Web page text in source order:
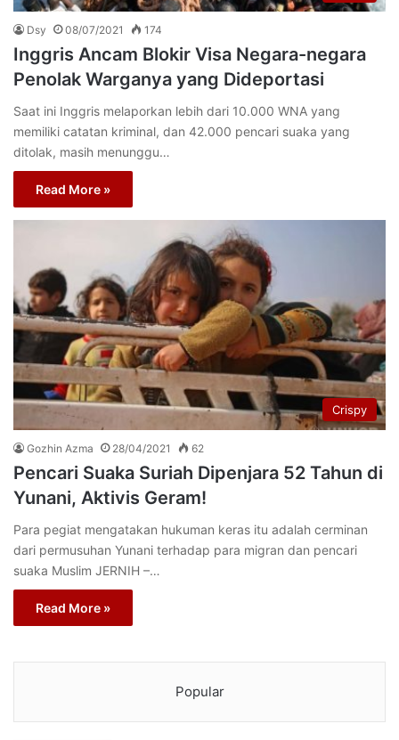
Dsy 08/07/2021 174
Inggris Ancam Blokir Visa Negara-negara
Penolak Warganya yang Dideportasi
Saat ini Inggris melaporkan lebih dari 10.000 WNA yang
memiliki catatan kriminal, dan 42.000 pencari suaka yang
ditolak, masih menunggu…
Read More »
Crispy
Gozhin Azma 28/04/2021 62
Pencari Suaka Suriah Dipenjara 52 Tahun di
Yunani, Aktivis Geram!
Para pegiat mengatakan hukuman keras itu adalah cerminan
dari permusuhan Yunani terhadap para migran dan pencari
suaka Muslim JERNIH –…
Read More »
Popular